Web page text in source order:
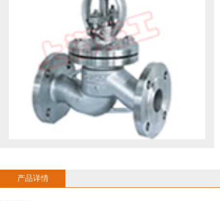
产品详情